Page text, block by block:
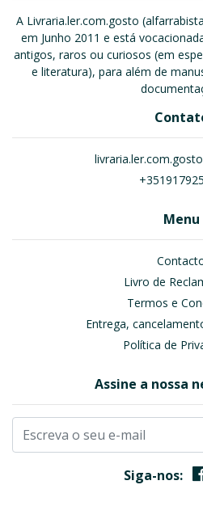
A Livraria.ler.com.gosto
em Junho 2011 e está
antigos, raros ou curiosos (em
e literatura), para além de
Menu
Livro de
Termos e
Entrega,
Política de
Assine a nossa
Siga-nos: